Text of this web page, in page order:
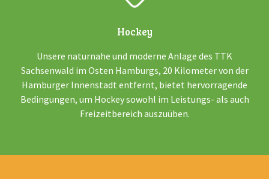
Hockey
Unsere naturnahe und moderne Anlage des TTK
Sachsenwald im Osten Hamburgs, 20 Kilometer von der
Hamburger Innenstadt entfernt, bietet hervorragende
Bedingungen, um Hockey sowohl im Leistungs- als auch
Freizeitbereich auszuüben.